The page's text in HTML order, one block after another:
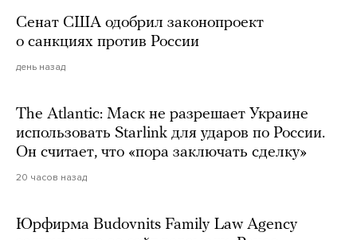
Сенат США одобрил законопроект
о санкциях против России
день назад
The Atlantic: Маск не разрешает Украине
использовать Starlink для ударов по России.
Он считает, что «пора заключать сделку»
20 часов назад
Юрфирма Budovnits Family Law Agency